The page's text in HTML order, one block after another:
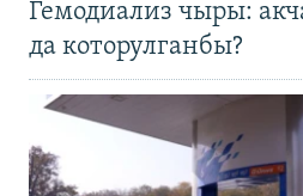
Гемодиализ чыры:
да которулганбы?